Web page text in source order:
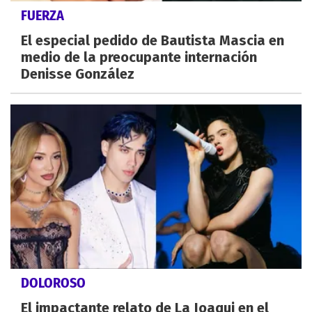
FUERZA
El especial pedido de Bautista Mascia en
medio de la preocupante internación
Denisse González
DOLOROSO
El impactante relato de La Joaqui en el